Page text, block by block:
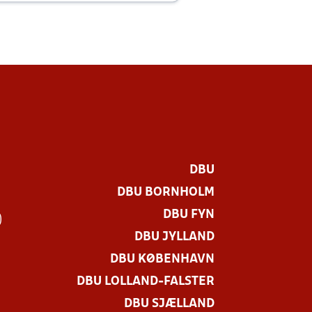
DBU
DBU BORNHOLM
DBU FYN
DBU JYLLAND
DBU KØBENHAVN
DBU LOLLAND-FALSTER
DBU SJÆLLAND